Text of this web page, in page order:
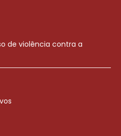
de violência contra a